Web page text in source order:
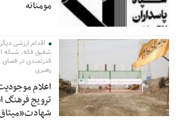
مومنانه
اقدام ارزشی
شفیق فکه، شبکه
قدرتمندی در
رهبری
اعلام
ترویج فرهنگ